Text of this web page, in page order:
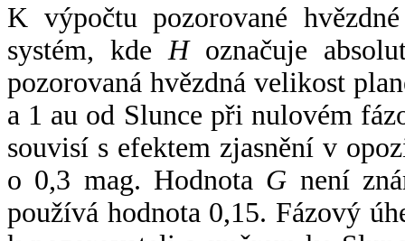
K výpočtu pozorované
systém, kde Hoznačuje
pozorovaná hvězdná velikost
a 1 au od Slunce při nulovém
souvisí s efektem zjasnění v
o 0,3 mag. Hodnota G není
používá hodnota 0,15. Fázový